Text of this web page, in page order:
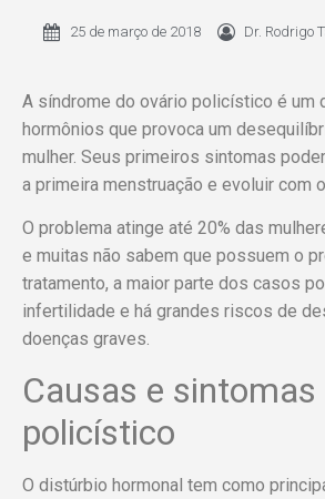
25 de março de 2018 Dr. Rodrigo
A síndrome do ovário policístico é um
hormônios que provoca um
mulher. Seus primeiros sintomas
a primeira menstruação e evoluir com
O problema atinge até 20% das
e muitas não sabem que possuem o
tratamento, a maior parte dos casos
infertilidade e há grandes riscos de
doenças graves.
Causas e
policístico
O distúrbio hormonal tem como